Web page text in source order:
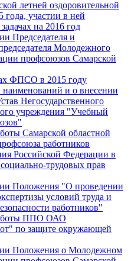
летней оздоровительной
года, участии в ней
на 2016 год
Председателя и
Молодежного
профсоюзов Самарской
ФПСО в 2015 году
и о внесении
Негосударственного
учреждения "Учебный
Самарской областной
работников
Российской Федерации в
трудовых прав
Положения "О проведении
условий труда и
работников"
ППО ОАО
по защите окружающей
Положения о Молодежном